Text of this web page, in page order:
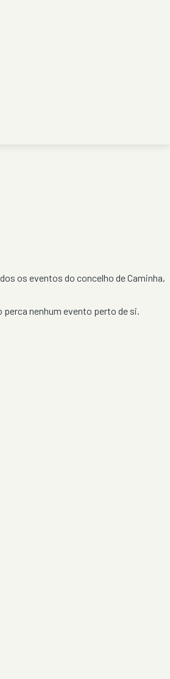
os eventos do concelho deCaminha,
nenhum evento perto de si.